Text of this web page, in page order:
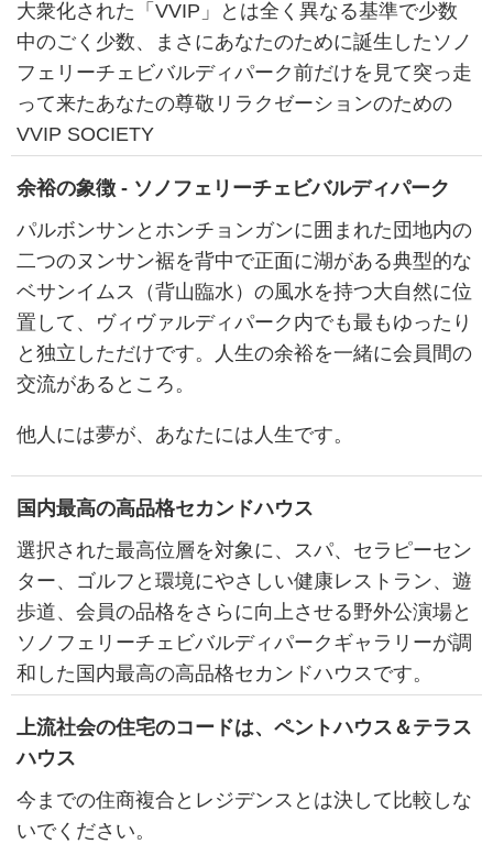
大衆化された「VVIP」とは全く異なる基準で少数
中のごく少数、まさにあなたのために誕生したソノ
フェリーチェビバルディパーク前だけを見て突っ走
って来たあなたの尊敬リラクゼーションのための
VVIP SOCIETY
余裕の象徴 - ソノフェリーチェビバルディパーク
パルボンサンとホンチョンガンに囲まれた団地内の
二つのヌンサン裾を背中で正面に湖がある典型的な
ベサンイムス（背山臨水）の風水を持つ大自然に位
置して、ヴィヴァルディパーク内でも最もゆったり
と独立しただけです。人生の余裕を一緒に会員間の
交流があるところ。
他人には夢が、あなたには人生です。
国内最高の高品格セカンドハウス
選択された最高位層を対象に、スパ、セラピーセン
ター、ゴルフと環境にやさしい健康レストラン、遊
歩道、会員の品格をさらに向上させる野外公演場と
ソノフェリーチェビバルディパークギャラリーが調
和した国内最高の高品格セカンドハウスです。
上流社会の住宅のコードは、ペントハウス＆テラス
ハウス
今までの住商複合とレジデンスとは決して比較しな
いでください。